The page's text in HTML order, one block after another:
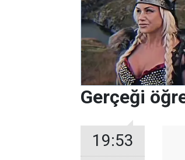
Gerçeği
19:53